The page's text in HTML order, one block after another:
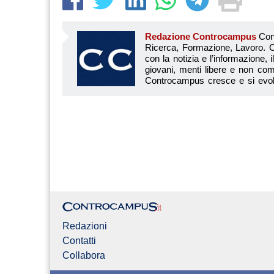
Redazione Controcampus Controcampus è Il magazine più letto dai giovani su: Scuola, Università, Ricerca, Formazione, Lavoro. Controcampus nasce nell’ottobre 2001 con la missione di affiancare con la notizia e l’informazione, il mondo dell’istruzione e dell’università. Il suo cuore pulsante sono i giovani, menti libere e non compromesse da nessun interesse di parte. Il progetto è ambizioso e Controcampus cresce e si evolve arricchendo il proprio staff con nuovi giovani vogliosi di
Redazioni
Contatti
Collabora